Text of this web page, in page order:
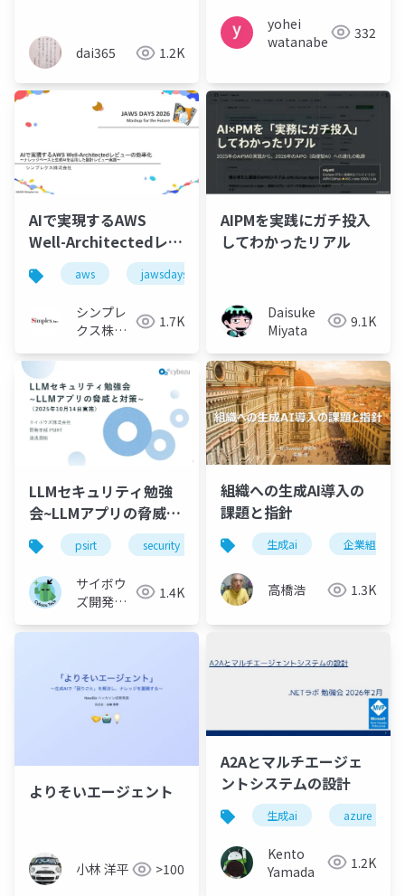
dai365 1.2K
yohei
watanabe
332
AIで実現するAWS
Well-Architectedレビ
ューの効率化～ナレッ
ジベースと生成AIを活
用した設計レビュー実
践～
aws jawsdays2026
シンプレ
クス株式
1.7K
AIPMを実践にガチ投入
してわかったリアル
Daisuke
Miyata
9.1K
LLMセキュリティ勉強
会~LLMアプリの脅威と
対策~ psirt security llm 生成ai
サイボウ
ズ開発本
1.4K
組織への生成AI導入の
課題と指針
生成ai 企業組織
高橋浩 1.3K
よりそいエージェント
小林 洋平 >100
A2Aとマルチエージェ
ントシステムの設計
生成ai azure
Kento
Yamada
1.2K